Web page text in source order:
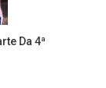
Da 4ª